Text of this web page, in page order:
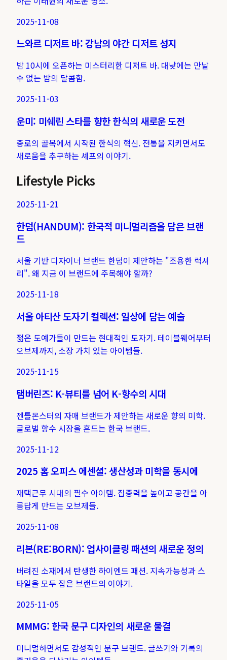
2025-11-08
느와르 디저트 바: 강남의 야간 디저트 성지
밤 10시에 오픈하는 미스터리한 디저트 바. 대낮에는 만날
수 없는 밤의 달콤함.
2025-11-03
운미: 미쉐린 스타를 향한 한식의 새로운 도전
종로의 골목에서 시작된 한식의 혁신. 전통을 지키면서도
새로움을 추구하는 셰프의 이야기.
Lifestyle Picks
2025-11-21
한덤(HANDUM): 한국적 미니멀리즘을 담은 브랜
드
서울 기반 디자이너 브랜드 한덤이 제안하는 "조용한 럭셔
리". 왜 지금 이 브랜드에 주목해야 할까?
2025-11-18
서울 아티산 도자기 컬렉션: 일상에 담는 예술
젊은 도예가들이 만드는 현대적인 도자기. 테이블웨어부터
오브제까지, 소장 가치 있는 아이템들.
2025-11-15
탬버린즈: K-뷰티를 넘어 K-향수의 시대
젠틀몬스터의 자매 브랜드가 제안하는 새로운 향의 미학.
글로벌 향수 시장을 흔드는 한국 브랜드.
2025-11-12
2025 홈 오피스 에센셜: 생산성과 미학을 동시에
재택근무 시대의 필수 아이템. 집중력을 높이고 공간을 아
름답게 만드는 오브제들.
2025-11-08
리본(RE:BORN): 업사이클링 패션의 새로운 정의
버려진 소재에서 탄생한 하이엔드 패션. 지속가능성과 스
타일을 모두 잡은 브랜드의 이야기.
2025-11-05
MMMG: 한국 문구 디자인의 새로운 물결
미니멀하면서도 감성적인 문구 브랜드. 글쓰기와 기록의